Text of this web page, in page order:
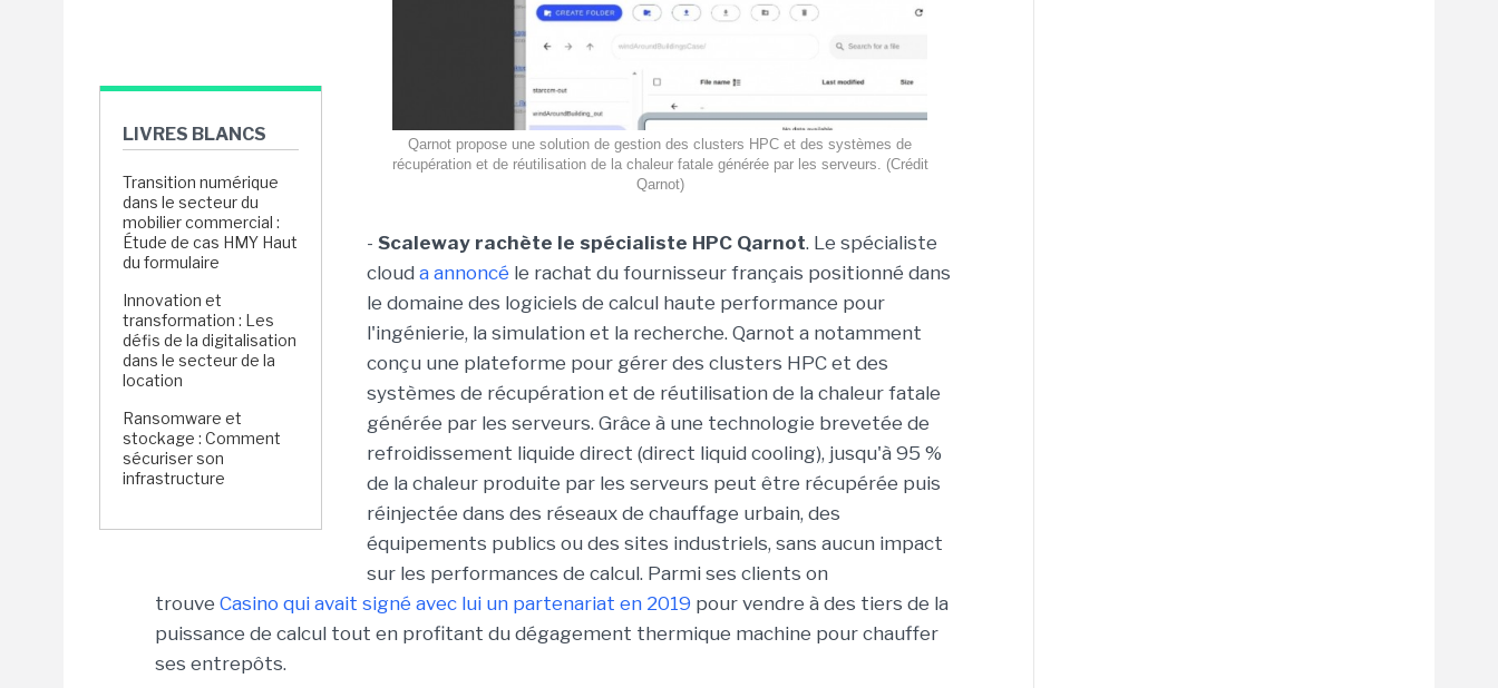
LIVRES BLANCS
Transition numérique
dans le secteur du
mobilier commercial :
Étude de cas HMY Haut
du formulaire
Innovation et
transformation : Les
défis de la digitalisation
dans le secteur de la
location
Ransomware et
stockage : Comment
sécuriser son
infrastructure
Qarnot propose une solution de gestion des clusters HPC et des systèmes de
récupération et de réutilisation de la chaleur fatale générée par les serveurs. (Crédit
Qarnot)
- Scaleway rachète le spécialiste HPC Qarnot. Le spécialiste
cloud a annoncé le rachat du fournisseur français positionné dans
le domaine des logiciels de calcul haute performance pour
l'ingénierie, la simulation et la recherche. Qarnot a notamment
conçu une plateforme pour gérer des clusters HPC et des
systèmes de récupération et de réutilisation de la chaleur fatale
générée par les serveurs. Grâce à une technologie brevetée de
refroidissement liquide direct (direct liquid cooling), jusqu'à 95 %
de la chaleur produite par les serveurs peut être récupérée puis
réinjectée dans des réseaux de chauffage urbain, des
équipements publics ou des sites industriels, sans aucun impact
sur les performances de calcul. Parmi ses clients on
trouve Casino qui avait signé avec lui un partenariat en 2019 pour vendre à des tiers de la
puissance de calcul tout en profitant du dégagement thermique machine pour chauffer
ses entrepôts.